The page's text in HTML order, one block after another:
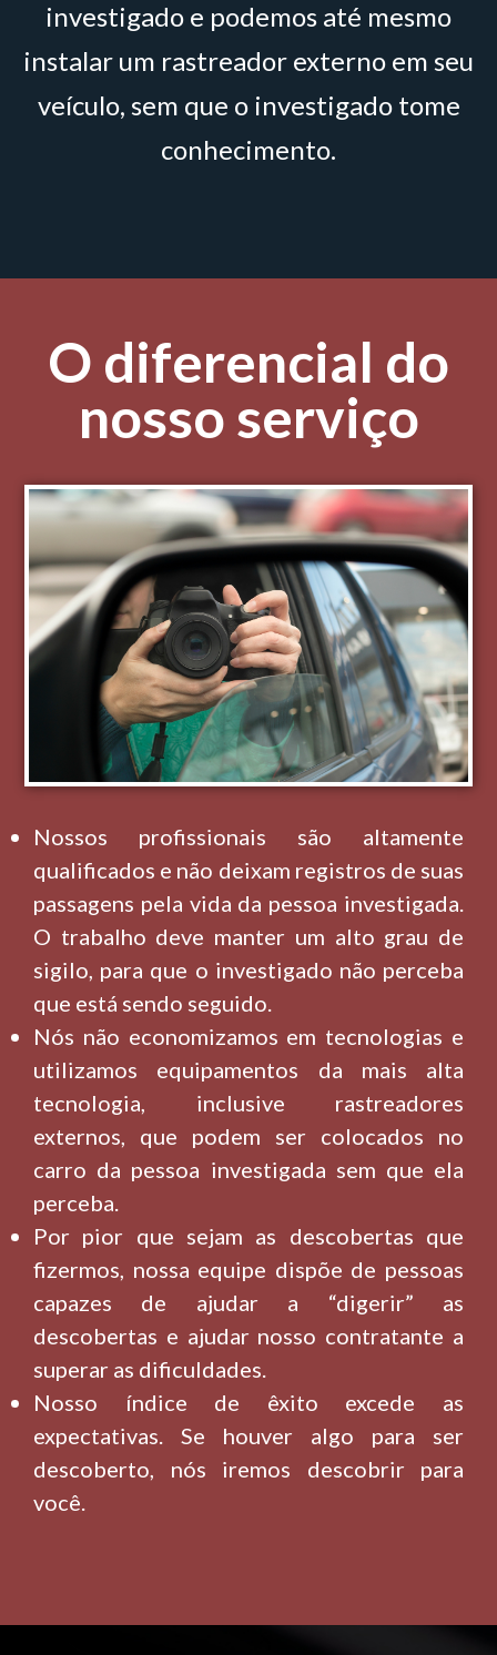
investigado e podemos até mesmo
instalar um rastreador externo em seu
veículo, sem que o investigado tome
conhecimento.
O diferencial do
nosso serviço
Nossos profissionais são altamente
qualificados e não deixam registros de suas
passagens pela vida da pessoa investigada.
O trabalho deve manter um alto grau de
sigilo, para que o investigado não perceba
que está sendo seguido.
Nós não economizamos em tecnologias e
utilizamos equipamentos da mais alta
tecnologia, inclusive rastreadores
externos, que podem ser colocados no
carro da pessoa investigada sem que ela
perceba.
Por pior que sejam as descobertas que
fizermos, nossa equipe dispõe de pessoas
capazes de ajudar a “digerir” as
descobertas e ajudar nosso contratante a
superar as dificuldades.
Nosso índice de êxito excede as
expectativas. Se houver algo para ser
descoberto, nós iremos descobrir para
você.